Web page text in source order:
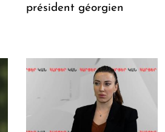
président géorgien